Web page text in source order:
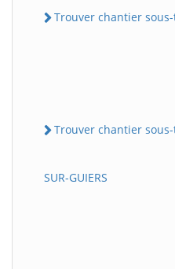
Trouver chantier sous-
Trouver chantier sous-
SUR-GUIERS